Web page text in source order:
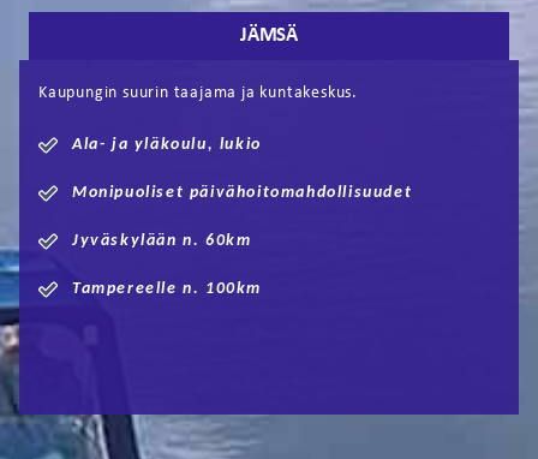
JÄMSÄ
Kaupungin suurin taajama ja kuntakeskus.
Ala- ja yläkoulu, lukio
Monipuoliset päivähoitomahdollisuudet
Jyväskylään n. 60km
Tampereelle n. 100km